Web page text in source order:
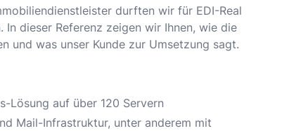
durften wir für EDI-Real
dieser Referenz zeigen wir Ihnen, wie die
und was unser Kunde zur Umsetzung sagt.
Lösung auf über 120 Servern
Mail-Infrastruktur, unter anderem mit